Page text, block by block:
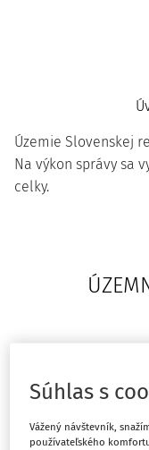
Územie Slovenskej
Na výkon správy sa
celky.
republiky sú obce2)
Súhlas s
Vážený návštevník,
používateľského